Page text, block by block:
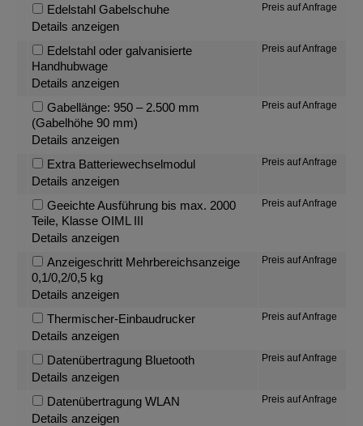
Edelstahl Gabelschuhe
Details anzeigen
Preis auf Anfrage
Edelstahl oder galvanisierte
Handhubwage
Details anzeigen
Preis auf Anfrage
Gabellänge: 950 – 2.500 mm
(Gabelhöhe 90 mm)
Details anzeigen
Preis auf Anfrage
Extra Batteriewechselmodul
Details anzeigen
Preis auf Anfrage
Geeichte Ausführung bis max. 2000
Teile, Klasse OIML III
Details anzeigen
Preis auf Anfrage
Anzeigeschritt Mehrbereichsanzeige
0,1/0,2/0,5 kg
Details anzeigen
Preis auf Anfrage
Thermischer-Einbaudrucker
Details anzeigen
Preis auf Anfrage
Datenübertragung Bluetooth
Details anzeigen
Preis auf Anfrage
Datenübertragung WLAN
Details anzeigen
Preis auf Anfrage